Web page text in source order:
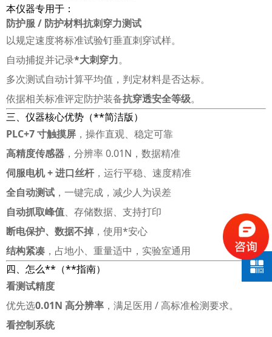
本仪器专用于：
防护服 / 防护材料抗刺穿力测试
以规定速度将标准试验钉垂直刺穿试样。
自动捕捉并记录*大刺穿力。
多次测试自动计算平均值，判定材料是否达标。
依据相关标准评定防护装备抗穿透安全等级。
三、仪器核心优势（**简洁版）
PLC+7 寸触摸屏 ，操作直观、稳定可靠
高精度传感器 ，分辨率 0.01N，数据精准
伺服电机 + 进口丝杆，运行平稳、速度精准
全自动测试 ，一键完成，减少人为误差
自动抓取峰值、存储数据、支持打印
断电保护、数据不掉 ，使用*安心
结构紧凑 ，占地小、重量适中，实验室通用
四、怎么**（**指南）
看测试精度
优先选0.01N 高分辨率 ，满足医用 / 高标准检测要求。
看控制系统